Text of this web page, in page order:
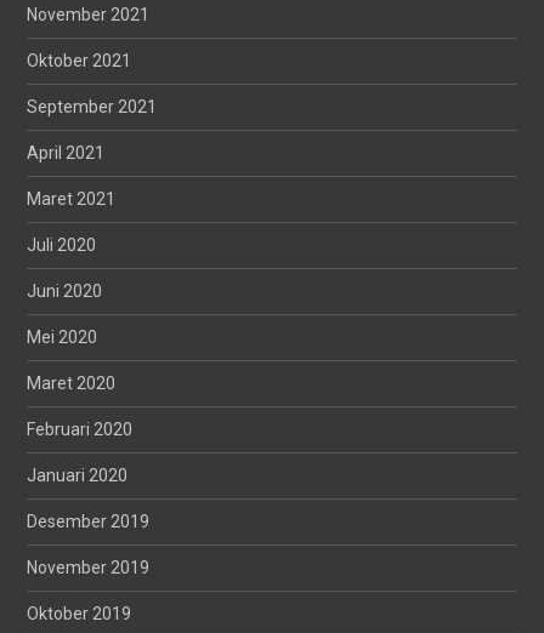
November 2021
Oktober 2021
September 2021
April 2021
Maret 2021
Juli 2020
Juni 2020
Mei 2020
Maret 2020
Februari 2020
Januari 2020
Desember 2019
November 2019
Oktober 2019